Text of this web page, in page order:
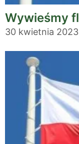
Wywieśmy
30 kwietnia 2023